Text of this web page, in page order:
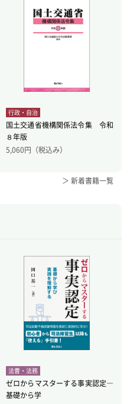
行政・自治
国土交通省機構関係法令集 令和
８年版
5,060円（税込み）
＞ 新着書籍一覧
法曹・法務
ゼロからマスターする事実認定―
基礎から学